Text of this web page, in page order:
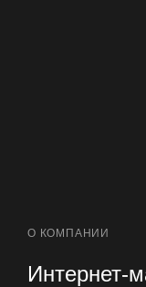
О КОМПАНИИ
Интернет-